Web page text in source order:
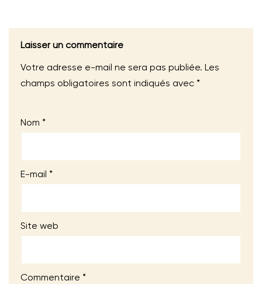
Laisser un commentaire
Votre adresse e-mail ne sera pas publiée. Les
champs obligatoires sont indiqués avec *
Nom *
E-mail *
Site web
Commentaire *